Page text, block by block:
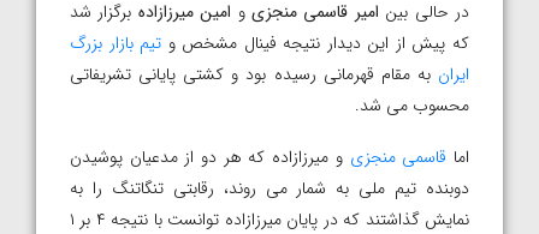
در حالی بین امیر قاسمی منجزیو امین میرزازاده برگزار شد
که پیش از این دیدار نتیجه فینال مشخص و تیم بازار بزرگ
ایران به مقام قهرمانی رسیده بود و کشتی پایانی تشریفاتی
محسوب می شد.
اما قاسمی منجزی و میرزازاده که هر دو از مدعیان پوشیدن
دوبنده تیم ملی به شمار می روند، رقابتی تنگاتنگ را به
نمایش گذاشتند که در پایان میرزازاده توانست با نتیجه ۴ بر ۱